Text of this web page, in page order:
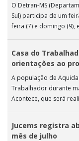
O Detran-MS
Sul) participa de um
feira (7) e domingo (9),
Casa do
orientações ao
A população de
Trabalhador durante
Acontece, que será
Jucems registra
mês de julho